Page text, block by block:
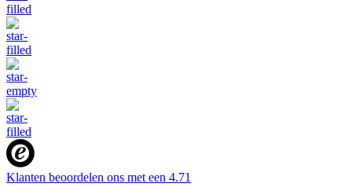
Klanten beoordelen ons met een 4.71